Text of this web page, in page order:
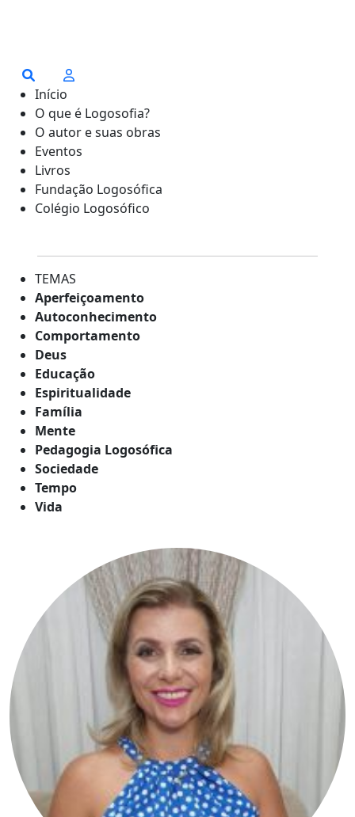
Início
O que é Logosofia?
O autor e suas obras
Eventos
Livros
Fundação Logosófica
Colégio Logosófico
TEMAS
Aperfeiçoamento
Autoconhecimento
Comportamento
Deus
Educação
Espiritualidade
Família
Mente
Pedagogia Logosófica
Sociedade
Tempo
Vida